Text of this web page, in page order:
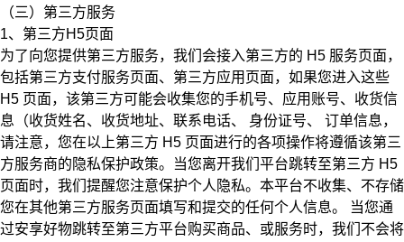
（三）第三方服务
1、第三方H5页面
为了向您提供第三方服务，我们会接入第三方的 H5 服务页面，
包括第三方支付服务页面、第三方应用页面，如果您进入这些
H5 页面，该第三方可能会收集您的手机号、应用账号、收货信
息（收货姓名、收货地址、联系电话、 身份证号、
订单信息，
请注意，您在以上第三方 H5 页面进行的各项操作将遵循该第三
方服务商的隐私保护政策。当您离开我们平台跳转至第三方 H5
页面时，我们提醒您注意保护个人隐私。本平台不收集、不存储
您在其他第三方服务页面填写和提交的任何个人信息。
当您通
过安享好物跳转至第三方平台购买商品、或服务时，我们不会将